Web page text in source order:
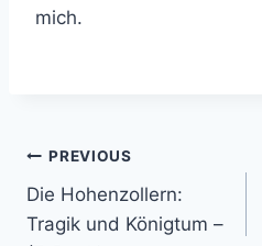
mich.
PREVIOUS
Die Hohenzollern:
Tragik und Königtum –